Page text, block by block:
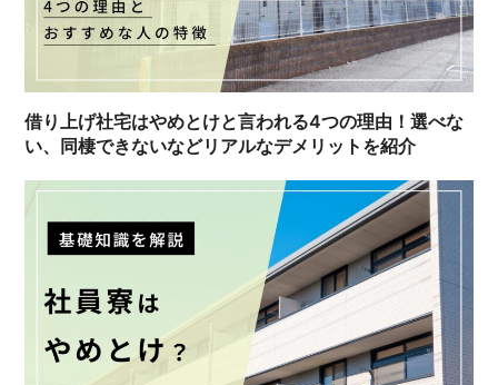
借り上げ社宅はやめとけと言われる4つの理由！選べな
い、同棲できないなどリアルなデメリットを紹介